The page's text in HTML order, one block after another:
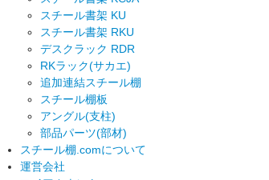
スチール書架 KU
スチール書架 RKU
デスクラック RDR
RKラック(サカエ)
追加連結スチール棚
スチール棚板
アングル(支柱)
部品パーツ(部材)
スチール棚.comについて
運営会社